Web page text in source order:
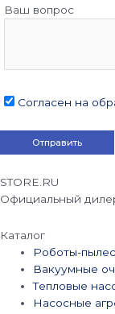
Ваш вопрос
Согласен на
STORE.RU
Официальный
Каталог
Роботы-
Вакуумные
Тепловые
Насосные